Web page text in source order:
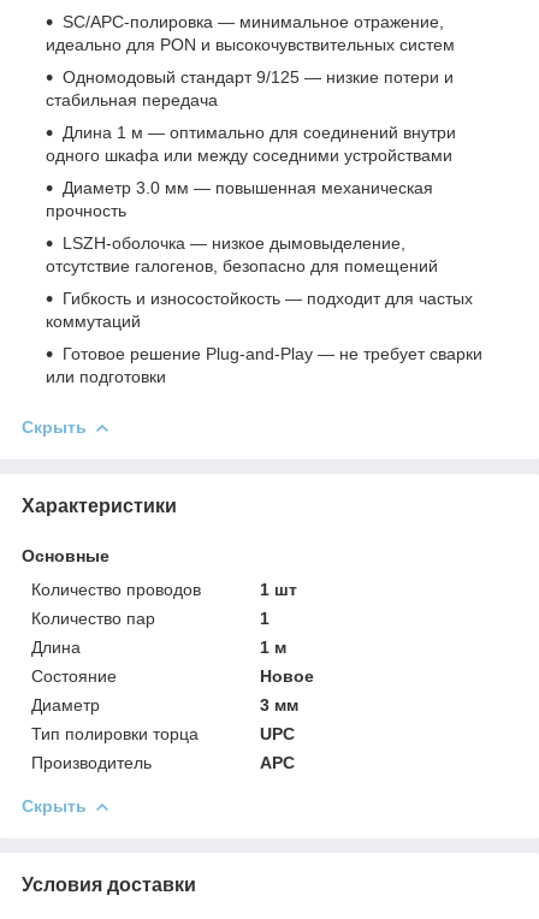
SC/APC‑полировка — минимальное отражение,
идеально для PON и высокочувствительных систем
Одномодовый стандарт 9/125 — низкие потери и
стабильная передача
Длина 1 м — оптимально для соединений внутри
одного шкафа или между соседними устройствами
Диаметр 3.0 мм — повышенная механическая
прочность
LSZH‑оболочка — низкое дымовыделение,
отсутствие галогенов, безопасно для помещений
Гибкость и износостойкость — подходит для частых
коммутаций
Готовое решение Plug‑and‑Play — не требует сварки
или подготовки
Скрыть
Характеристики
Основные
Количество проводов
1 шт
Количество пар
1
Длина
1 м
Состояние
Новое
Диаметр
3 мм
Тип полировки торца
UPC
Производитель
APC
Скрыть
Условия доставки